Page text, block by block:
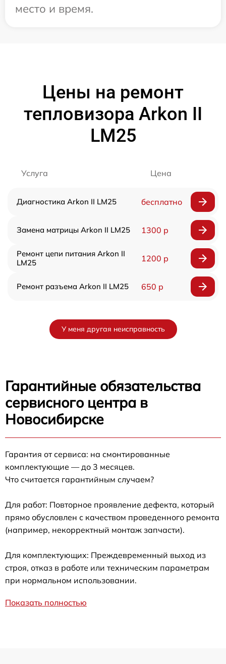
место и время.
Цены на ремонт
тепловизора Arkon II
LM25
Услуга Цена
Диагностика Arkon II LM25 бесплатно
Замена матрицы Arkon II LM25 1300 р
Ремонт цепи питания Arkon II
LM25
1200 р
Ремонт разъема Arkon II LM25 650 р
У меня другая неисправность
Гарантийные обязательства
сервисного центра в
Новосибирске
Гарантия от сервиса: на смонтированные
комплектующие — до 3 месяцев.
Что считается гарантийным случаем?
Для работ: Повторное проявление дефекта, который
прямо обусловлен с качеством проведенного ремонта
(например, некорректный монтаж запчасти).
Для комплектующих: Преждевременный выход из
строя, отказ в работе или техническим параметрам
при нормальном использовании.
Показать полностью